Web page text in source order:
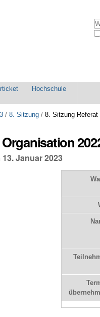
Hochschule
/8. Sitzung /8. Sitzung
Januar 2023